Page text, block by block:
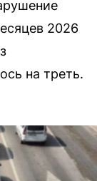
2026
на треть.